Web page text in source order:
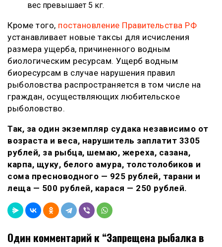
вес превышает 5 кг.
Кроме того, постановление Правительства РФ
устанавливает новые таксы для исчисления
размера ущерба, причиненного водным
биологическим ресурсам. Ущерб водным
биоресурсам в случае нарушения правил
рыболовства распространяется в том числе на
граждан, осуществляющих любительское
рыболовство.
Так, за один экземпляр судака независимо от
возраста и веса, нарушитель заплатит 3305
рублей, за рыбца, шемаю, жереха, сазана,
карпа, щуку, белого амура, толстолобиков и
сома пресноводного — 925 рублей, тарани и
леща — 500 рублей, карася — 250 рублей.
Один комментарий к “Запрещена рыбалка в